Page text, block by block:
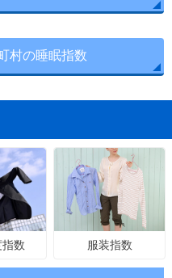
村の睡眠指数
数 服装指数